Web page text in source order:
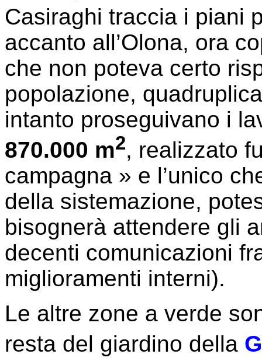
Casiraghi traccia i piani
accanto all’Olona, ora
che non poteva certo
popolazione,
intanto proseguivano i
870.000 m2, realizzato
campagna » e l’unico
della sistemazione,
bisognerà attendere gli
decenti comunicazioni
miglioramenti interni).
Le altre zone a verde
resta del giardino della